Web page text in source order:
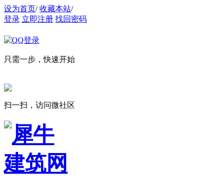
设为首页/ 收藏本站/
登录 立即注册 找回密码
只需一步，快速开始
扫一扫，访问微社区